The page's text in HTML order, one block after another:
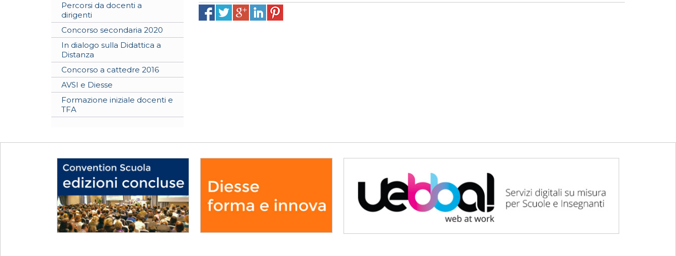
Percorsi da docenti a
dirigenti
Concorso secondaria 2020
In dialogo sulla Didattica a
Distanza
Concorso a cattedre 2016
AVSI e Diesse
Formazione iniziale docenti e
TFA